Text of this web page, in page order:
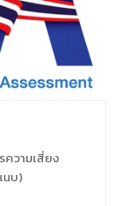
ความเสี่ยง
นบ)